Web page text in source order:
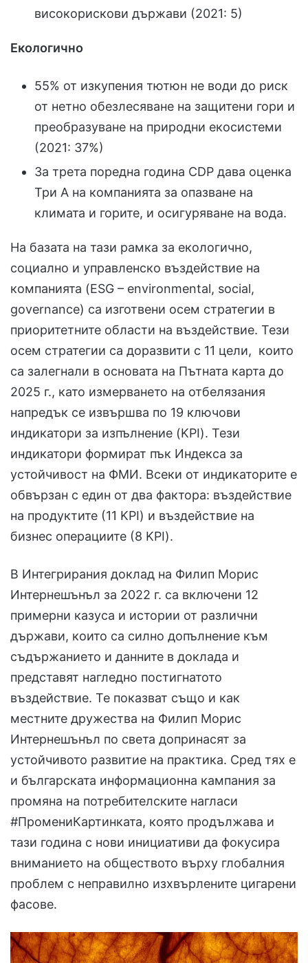
високорискови държави (2021: 5)
Екологично
55% от изкупения тютюн не води до риск
от нетно обезлесяване на защитени гори и
преобразуване на природни екосистеми
(2021: 37%)
За трета поредна година CDP дава оценка
Три А на компанията за опазване на
климата и горите, и осигуряване на вода.
На базата на тази рамка за екологично,
социално и управленско въздействие на
компанията (ESG – environmental, social,
governance) са изготвени осем стратегии в
приоритетните области на въздействие. Тези
осем стратегии са доразвити с 11 цели, които
са залегнали в основата на Пътната карта до
2025 г., като измерването на отбелязания
напредък се извършва по 19 ключови
индикатори за изпълнение (KPI). Тези
индикатори формират пък Индекса за
устойчивост на ФМИ. Всеки от индикаторите е
обвързан с един от два фактора: въздействие
на продуктите (11 KPI) и въздействие на
бизнес операциите (8 KPI).
В Интегрирания доклад на Филип Морис
Интернешънъл за 2022 г. са включени 12
примерни казуса и истории от различни
държави, които са силно допълнение към
съдържанието и данните в доклада и
представят нагледно постигнатото
въздействие. Те показват също и как
местните дружества на Филип Морис
Интернешънъл по света допринасят за
устойчивото развитие на практика. Сред тях е
и българската информационна кампания за
промяна на потребителските нагласи
#ПромениКартинката, която продължава и
тази година с нови инициативи да фокусира
вниманието на обществото върху глобалния
проблем с неправилно изхвърлените цигарени
фасове.